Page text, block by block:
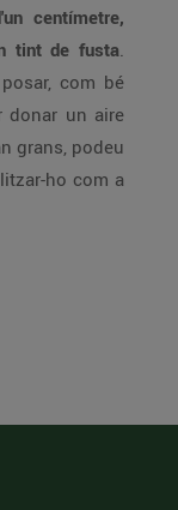
centímetre,
tint de fusta.
com bé
donar un aire
grans, podeu
ho com a